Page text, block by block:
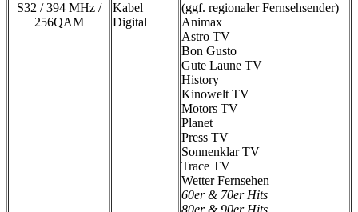
S32 / 394 MHz /
256QAM
Kabel
Digital
(ggf. regionaler Fernsehsender)
Animax
Astro TV
Bon Gusto
Gute Laune TV
History
Kinowelt TV
Motors TV
Planet
Press TV
Sonnenklar TV
Trace TV
Wetter Fernsehen
60er & 70er Hits
80er & 90er Hits